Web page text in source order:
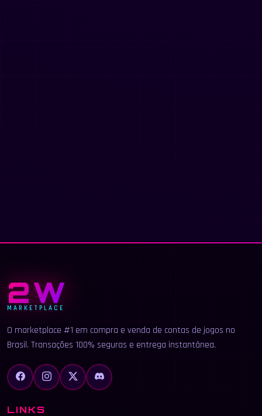
2W
MARKETPLACE
O marketplace #1 em compra e venda de contas de jogos no
Brasil. Transações 100% seguras e entrega instantânea.
LINKS